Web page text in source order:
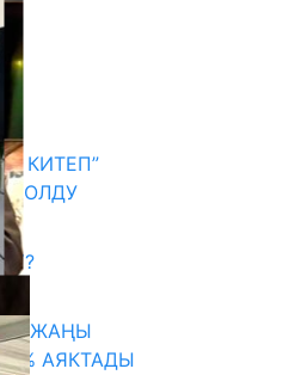
КИТЕП”
БОЛДУ
ЖАҢЫ
АЯКТАДЫ